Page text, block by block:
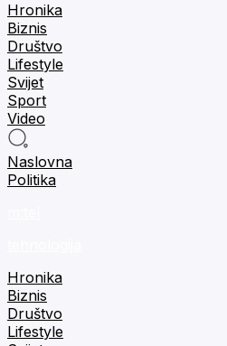
Hronika
Biznis
Društvo
Lifestyle
Svijet
Sport
Video
Naslovna
Politika
Hronika
Biznis
Društvo
Lifestyle